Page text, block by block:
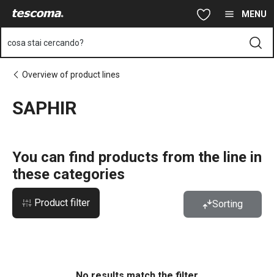
Vai al contenuto principale MENU
cosa stai cercando?
Overview of product lines
SAPHIR
You can find products from the line in
these categories
Product filter Sorting